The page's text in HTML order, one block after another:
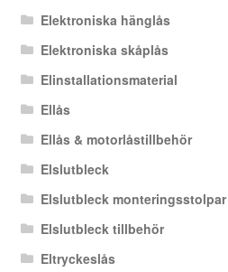
Elektroniska hänglås
Elektroniska skåplås
Elinstallationsmaterial
Ellås
Ellås & motorlåstillbehör
Elslutbleck
Elslutbleck monteringsstolpar
Elslutbleck tillbehör
Eltryckeslås